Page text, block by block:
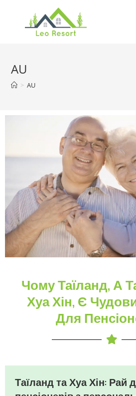
AU
> AU
Чому Таїланд, А
Хуа Хін, Є
Для
Таїланд та Хуа Хін: Рай